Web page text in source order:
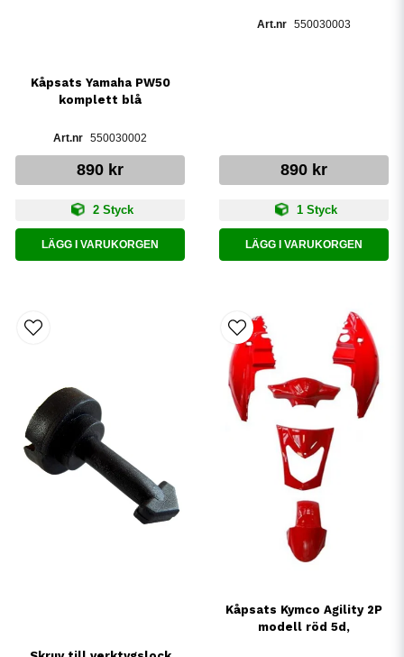
Kåpsats Yamaha PW50
komplett blå
550030002
890 kr
2 Styck
LÄGG I VARUKORGEN
550030003
890 kr
1 Styck
LÄGG I VARUKORGEN
Kåpsats Kymco Agility 2P
modell röd 5d,